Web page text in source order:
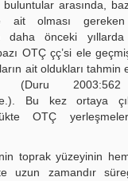
buluntular arasında,
ait olması
daha önceki
OTÇ çç’si ele
ait oldukları tahmin
2003:562
Bu kez ortaya
OTÇ
toprak yüzeyinin
uzun zamandır